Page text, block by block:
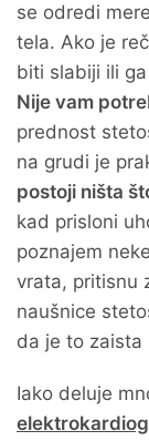
se odredi
tela. Ako je
biti slabiji ili
Nije vam
prednost
na grudi je
postoji ništa
kad prisloni
poznajem
vrata, pritisnu
naušnice
da je to zaista
Iako deluje